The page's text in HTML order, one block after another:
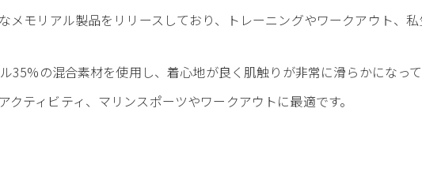
メモリアル製品をリリースしており、トレーニングやワークアウト、
35%の混合素材を使用し、着心地が良く肌触りが非常に滑らかになって
ティビティ、マリンスポーツやワークアウトに最適です。